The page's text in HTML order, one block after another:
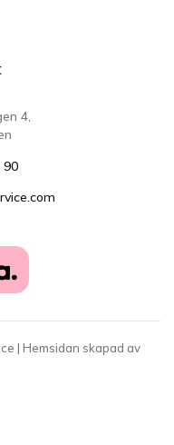
4,
90
| Hemsidan skapad av